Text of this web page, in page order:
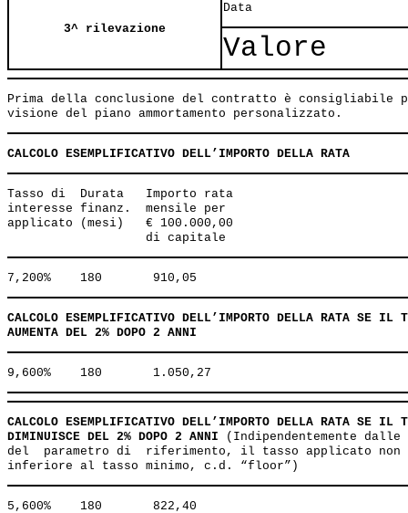
3^ rilevazione
Data
Valore
Prima della conclusione del contratto è consigliabile
CALCOLO ESEMPLIFICATIVO DELL’IMPORTO DELLA RATA
Tasso di  Durata   Importo rata
interesse finanz.  mensile per
applicato (mesi)   € 100.000,00
CALCOLO ESEMPLIFICATIVO DELL’IMPORTO DELLA RATA SE IL
AUMENTA DEL 2% DOPO 2 ANNI
CALCOLO ESEMPLIFICATIVO DELL’IMPORTO DELLA RATA SE IL
DIMINUISCE DEL 2% DOPO 2 ANNI (Indipendentemente
del  parametro di  riferimento, il tasso applicato non